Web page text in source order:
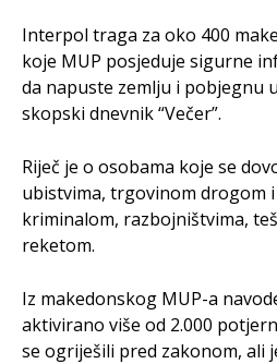
Interpol traga za oko 400
koje MUP posjeduje sigurne
da napuste zemlju i pobjegnu
skopski dnevnik “Večer”.
Riječ je o osobama koje se
ubistvima, trgovinom drogom
kriminalom, razbojništvima,
reketom.
Iz makedonskog MUP-a
aktivirano više od 2.000
se ogriješili pred zakonom, ali